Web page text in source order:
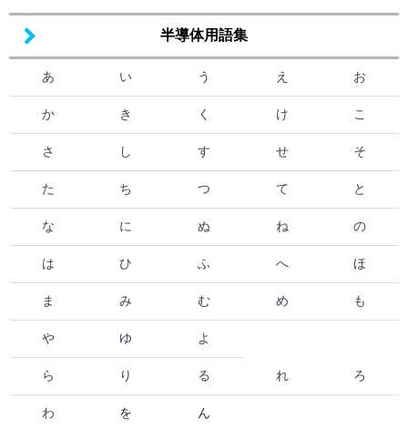
半導体用語集
あ い う え お
か き く け こ
さ し す せ そ
た ち つ て と
な に ぬ ね の
は ひ ふ へ ほ
ま み む め も
や ゆ よ
ら り る れ ろ
わ を ん